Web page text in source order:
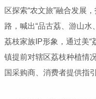
区探索“农文旅”融合发展
路，喊出“品古荔、游山
荔枝家族IP形象，通过美“
镇提前对辖区荔枝种植情
国采购商、消费者提供指